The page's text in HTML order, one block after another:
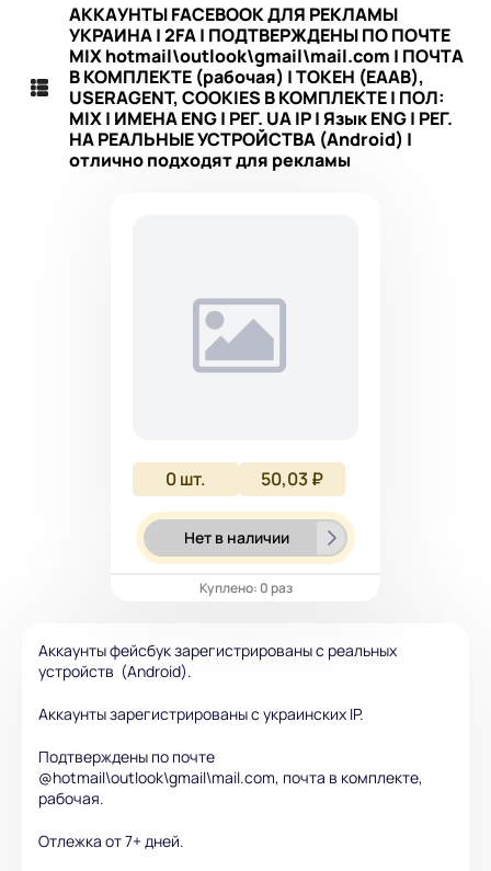
АККАУНТЫ FACEBOOK ДЛЯ РЕКЛАМЫ
УКРАИНА | 2FA | ПОДТВЕРЖДЕНЫ ПО ПОЧТЕ
MIX hotmail\outlook\gmail\mail.com | ПОЧТА
В КОМПЛЕКТЕ (рабочая) | ТОКЕН (EAAB),
USERAGENT, COOKIES В КОМПЛЕКТЕ | ПОЛ:
MIX | ИМЕНА ENG | РЕГ. UA IP | Язык ENG | РЕГ.
НА РЕАЛЬНЫЕ УСТРОЙСТВА (Android) |
отлично подходят для рекламы
0шт. 50,03 ₽
Нет в наличии
Куплено: 0 раз
Аккаунты фейсбук зарегистрированы с реальных
устройств (Android).
Аккаунты зарегистрированы с украинских IP.
Подтверждены по почте
@hotmail\outlook\gmail\mail.com, почта в комплекте,
рабочая.
Отлежка от 7+ дней.